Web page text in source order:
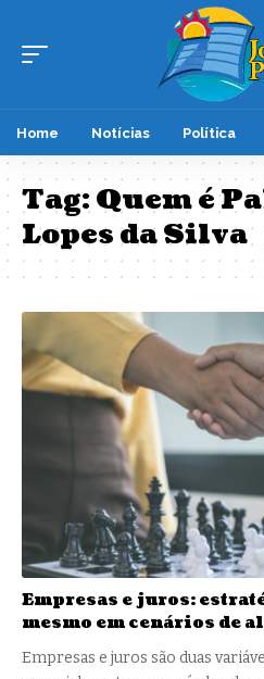
Home Notícias Política
Tag:Quem é
Lopes da Silva
Empresas e juros:
mesmo em cenários de
Empresas e juros são duas